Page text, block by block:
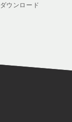
ダウンロード